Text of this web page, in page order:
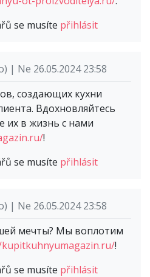
se musíte přihlásit
| Ne 26.05.2024 23:58
создающих кухни
Вдохновляйтесь
их в жизнь с нами
!
se musíte přihlásit
| Ne 26.05.2024 23:58
мечты? Мы воплотим
!
se musíte přihlásit